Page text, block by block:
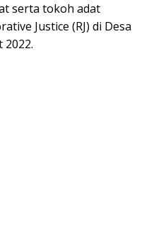
serta tokoh adat
Justice (RJ) di Desa
2022.